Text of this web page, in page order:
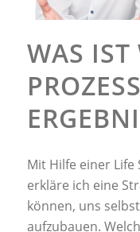
WAS IST
Mit Hilfe einer
erkläre ich eine
können, uns
aufzubauen.